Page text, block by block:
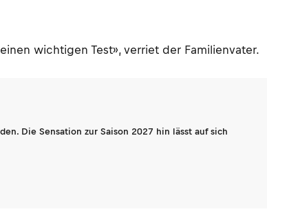
wichtigen Test», verriet der Familienvater.
Die Sensation zur Saison 2027 hin lässt auf sich